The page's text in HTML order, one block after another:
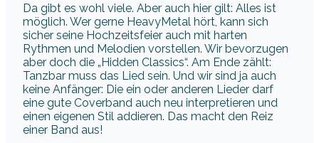
Da gibt es wohl viele. Aber auch hier gilt: Alles ist
möglich. Wer gerne HeavyMetal hört, kann sich
sicher seine Hochzeitsfeier auch mit harten
Rythmen und Melodien vorstellen. Wir bevorzugen
aber doch die „Hidden Classics“. Am Ende zählt:
Tanzbar muss das Lied sein. Und wir sind ja auch
keine Anfänger: Die ein oder anderen Lieder darf
eine gute Coverband auch neu interpretieren und
einen eigenen Stil addieren. Das macht den Reiz
einer Band aus!